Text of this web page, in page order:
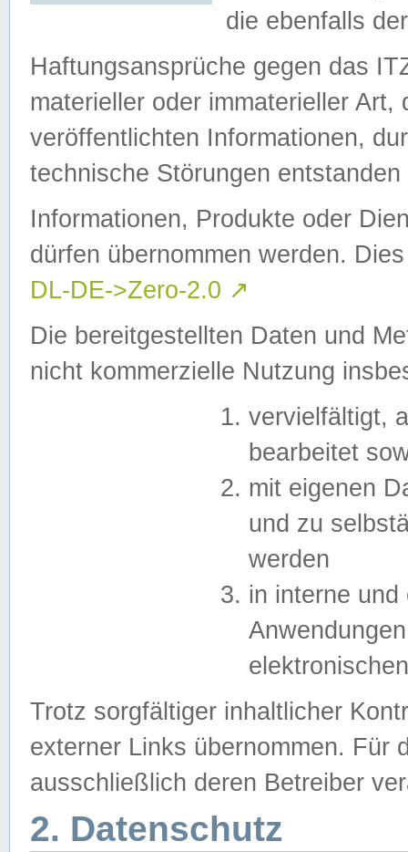
die ebenfalls
Haftungsansprüche gegen das
materieller oder immaterieller
veröffentlichten Informationen,
technische Störungen
Informationen, Produkte oder
dürfen übernommen werden.
DL-DE->Zero-2.0 ↗
Die bereitgestellten Daten und
nicht kommerzielle Nutzung
vervielfältigt,
bearbeitet
mit eigenen
und zu
werden
in interne
Trotz sorgfältiger inhaltlicher
externer Links übernommen. Für
ausschließlich deren Betreiber
2. Datenschutz